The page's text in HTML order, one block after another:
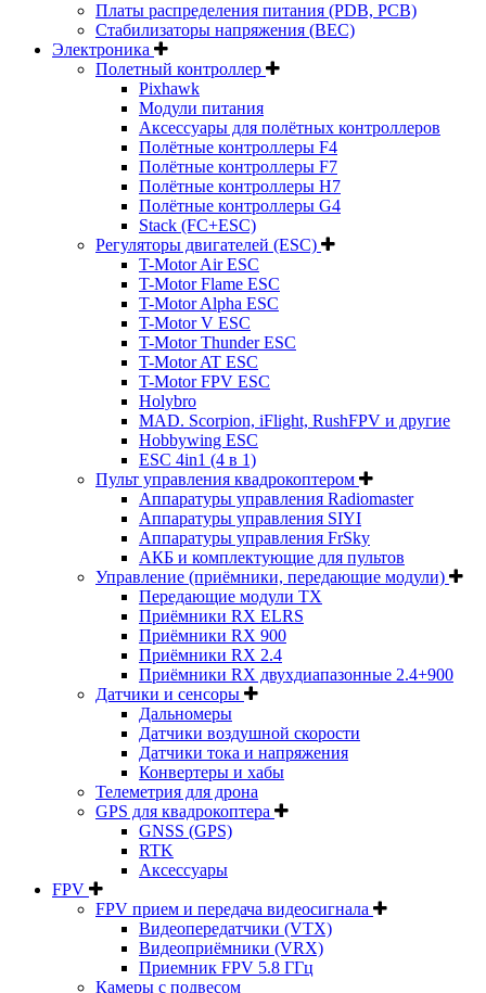
Платы распределения питания (PDB, PCB)
Стабилизаторы напряжения (BEC)
Электроника
Полетный контроллер
Pixhawk
Модули питания
Аксессуары для полётных контроллеров
Полётные контроллеры F4
Полётные контроллеры F7
Полётные контроллеры H7
Полётные контроллеры G4
Stack (FC+ESC)
Регуляторы двигателей (ESC)
T-Motor Air ESC
T-Motor Flame ESC
T-Motor Alpha ESC
T-Motor V ESC
T-Motor Thunder ESC
T-Motor AT ESC
T-Motor FPV ESC
Holybro
MAD. Scorpion, iFlight, RushFPV и другие
Hobbywing ESC
ESC 4in1 (4 в 1)
Пульт управления квадрокоптером
Аппаратуры управления Radiomaster
Аппаратуры управления SIYI
Аппаратуры управления FrSky
АКБ и комплектующие для пультов
Управление (приёмники, передающие модули)
Передающие модули TX
Приёмники RX ELRS
Приёмники RX 900
Приёмники RX 2.4
Приёмники RX двухдиапазонные 2.4+900
Датчики и сенсоры
Дальномеры
Датчики воздушной скорости
Датчики тока и напряжения
Конвертеры и хабы
Телеметрия для дрона
GPS для квадрокоптера
GNSS (GPS)
RTK
Аксессуары
FPV
FPV прием и передача видеосигнала
Видеопередатчики (VTX)
Видеоприёмники (VRX)
Приемник FPV 5.8 ГГц
Камеры с подвесом